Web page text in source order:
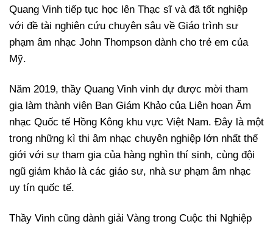
Quang Vinh tiếp tục học lên Thạc sĩ và đã tốt nghiệp
với đề tài nghiên cứu chuyên sâu về Giáo trình sư
phạm âm nhạc John Thompson dành cho trẻ em của
Mỹ.
Năm 2019, thầy Quang Vinh vinh dự được mời tham
gia làm thành viên Ban Giám Khảo của Liên hoan Âm
nhạc Quốc tế Hồng Kông khu vực Việt Nam. Đây là một
trong những kì thi âm nhạc chuyên nghiệp lớn nhất thế
giới với sự tham gia của hàng nghìn thí sinh, cùng đội
ngũ giám khảo là các giáo sư, nhà sư phạm âm nhạc
uy tín quốc tế.
Thầy Vinh cũng dành giải Vàng trong Cuộc thi Nghiệp